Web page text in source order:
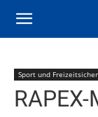
Sport und